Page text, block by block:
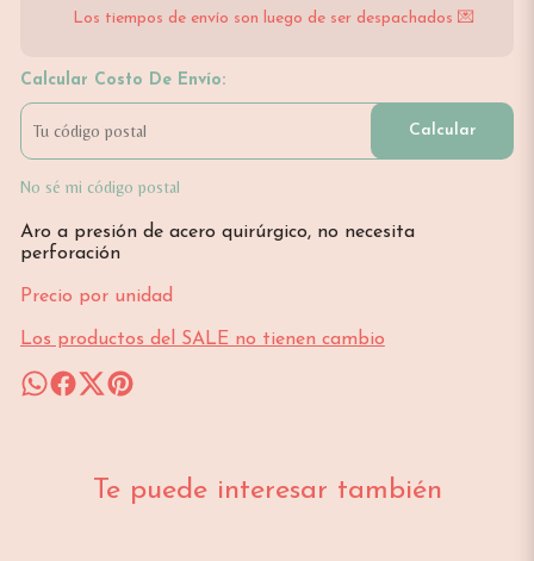
Los tiempos de envío son luego de ser despachados 💌
Calcular Costo De Envío:
Calcular
No sé mi código postal
Aro a presión de acero quirúrgico, no necesita
perforación
Precio por unidad
Los productos del SALE no tienen cambio
Te puede interesar también